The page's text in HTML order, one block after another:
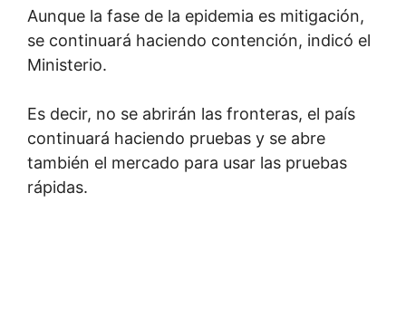
Aunque la fase de la epidemia es mitigación,
se continuará haciendo contención, indicó el
Ministerio.
Es decir, no se abrirán las fronteras, el país
continuará haciendo pruebas y se abre
también el mercado para usar las pruebas
rápidas.